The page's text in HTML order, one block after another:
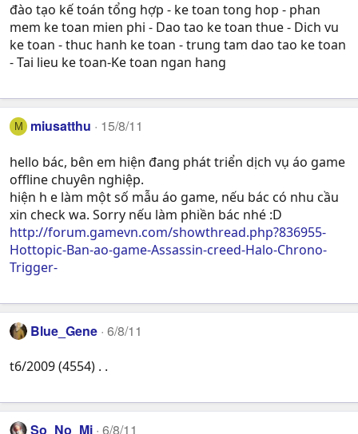
đào tạo kế toán tổng hợp - ke toan tong hop - phan
mem ke toan mien phi - Dao tao ke toan thue - Dich vu
ke toan - thuc hanh ke toan - trung tam dao tao ke toan
- Tai lieu ke toan-Ke toan ngan hang
M miusatthu 15/8/11
hello bác, bên em hiện đang phát triển dịch vụ áo game
offline chuyên nghiệp.
hiện h e làm một số mẫu áo game, nếu bác có nhu cầu
xin check wa. Sorry nếu làm phiền bác nhé :D
http://forum.gamevn.com/showthread.php?836955-
Hottopic-Ban-ao-game-Assassin-creed-Halo-Chrono-
Trigger-
Blue_Gene 6/8/11
t6/2009 (4554) . .
So_No_Mi 6/8/11